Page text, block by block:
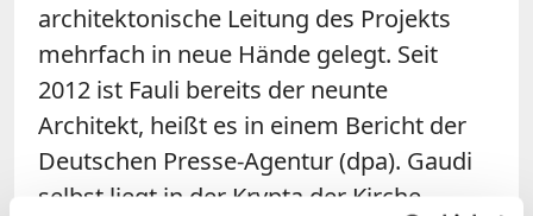
architektonische Leitung des Projekts
mehrfach in neue Hände gelegt. Seit
2012 ist Fauli bereits der neunte
Architekt, heißt es in einem Bericht der
Deutschen Presse-Agentur (dpa). Gaudi
selbst liegt in der Krypta der Kirche